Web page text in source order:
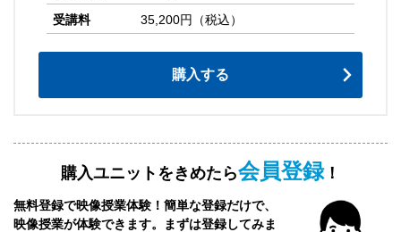
受講料 35,200円（税込）
購入する
購入ユニットをきめたら会員登録！
無料登録で映像授業体験！簡単な登録だけで、
映像授業が体験できます。まずは登録してみま